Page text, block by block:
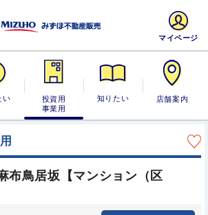
い
投資用・事業
用
知りたい 店舗案内
マイページ
布鳥居坂【マンション（区